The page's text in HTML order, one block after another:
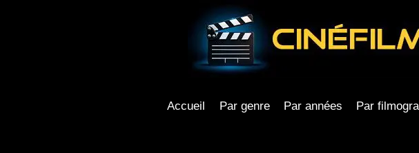
Accueil Par genre Par années Par